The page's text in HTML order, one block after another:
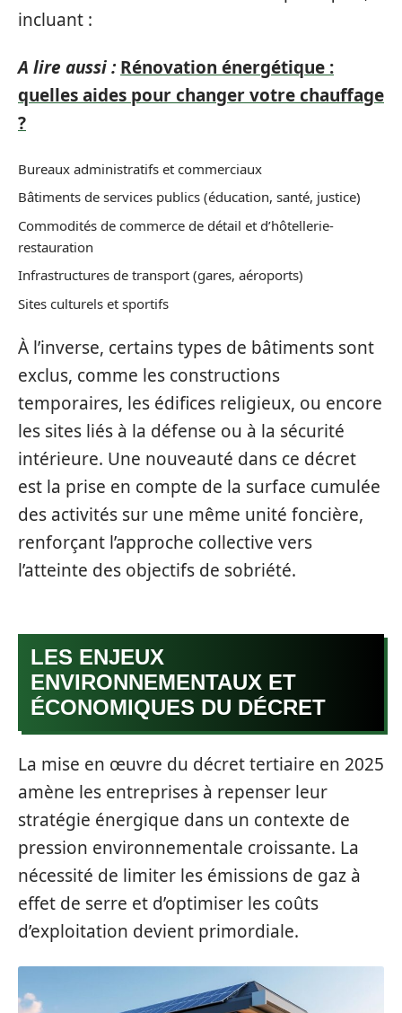
incluant :
A lire aussi : Rénovation énergétique :
quelles aides pour changer votre chauffage
?
Bureaux administratifs et commerciaux
Bâtiments de services publics (éducation, santé, justice)
Commodités de commerce de détail et d’hôtellerie-
restauration
Infrastructures de transport (gares, aéroports)
Sites culturels et sportifs
À l’inverse, certains types de bâtiments sont
exclus, comme les constructions
temporaires, les édifices religieux, ou encore
les sites liés à la défense ou à la sécurité
intérieure. Une nouveauté dans ce décret
est la prise en compte de la surface cumulée
des activités sur une même unité foncière,
renforçant l’approche collective vers
l’atteinte des objectifs de sobriété.
LES ENJEUX
ENVIRONNEMENTAUX ET
ÉCONOMIQUES DU DÉCRET
La mise en œuvre du décret tertiaire en 2025
amène les entreprises à repenser leur
stratégie énergique dans un contexte de
pression environnementale croissante. La
nécessité de limiter les émissions de gaz à
effet de serre et d’optimiser les coûts
d’exploitation devient primordiale.